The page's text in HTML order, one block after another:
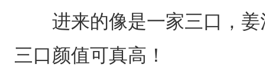
进来的像是一家三口，姜
三口颜值可真高！